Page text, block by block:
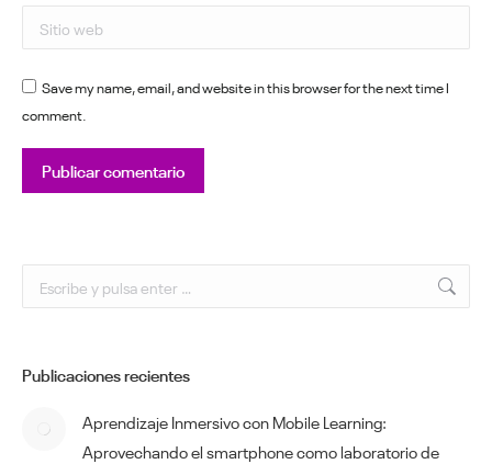
Sitio web
Save my name, email, and website in this browser for the next time I
comment.
Publicar comentario
Buscar:
Publicaciones recientes
Aprendizaje Inmersivo con Mobile Learning:
Aprovechando el smartphone como laboratorio de